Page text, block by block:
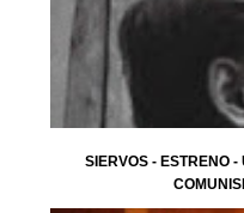
SIERVOS - ESTRENO